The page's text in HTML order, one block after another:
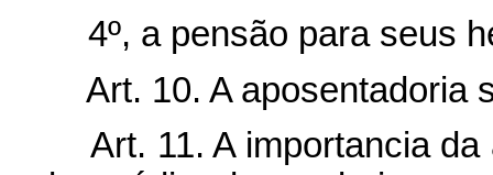
4º, a pensão para seus
Art. 10. A aposentadoria
Art. 11. A importancia